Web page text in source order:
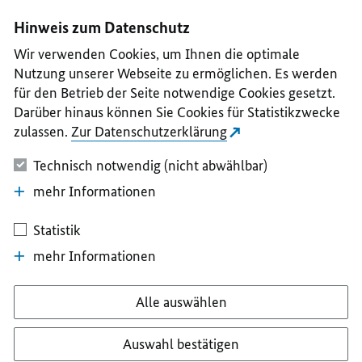
II
III
IV
V
Hinweis zum Datenschutz
Wir verwenden Cookies, um Ihnen die optimale
Nutzung unserer Webseite zu ermöglichen. Es werden
für den Betrieb der Seite notwendige Cookies gesetzt.
Darüber hinaus können Sie Cookies für Statistikzwecke
zulassen. Zur Datenschutzerklärung
Technisch notwendig (nicht abwählbar)
mehr Informationen
Statistik
mehr Informationen
Alle auswählen
Auswahl bestätigen